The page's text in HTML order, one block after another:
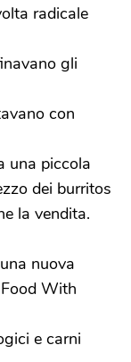
radicale
gli
con
una piccola
dei burritos
la vendita.
nuova
With
e carni